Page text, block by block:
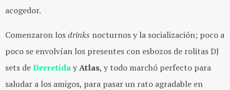
acogedor.
Comenzaron losdrinks nocturnos y la socialización; poco a
poco se envolvían los presentes con esbozos de rolitas DJ
sets deDerretidayAtlas, y todo marchó perfecto para
saludar a los amigos, para pasar un rato agradable en